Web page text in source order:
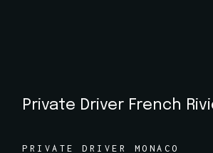
Private Driver French
PRIVATE DRIVER MONACO